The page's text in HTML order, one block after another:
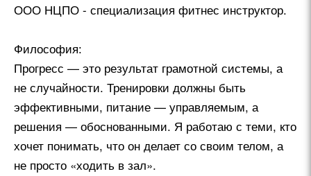
ООО НЦПО - специализация фитнес инструктор.
Философия:
Прогресс — это результат грамотной системы, а
не случайности. Тренировки должны быть
эффективными, питание — управляемым, а
решения — обоснованными. Я работаю с теми, кто
хочет понимать, что он делает со своим телом, а
не просто «ходить в зал».